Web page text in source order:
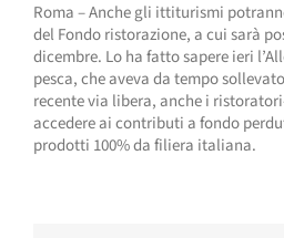
Roma – Anche gli ittiturismi
del Fondo ristorazione, a cui sarà
dicembre. Lo ha fatto sapere ieri
pesca, che aveva da tempo
recente via libera, anche i
accedere ai contributi a fondo
prodotti 100% da filiera italiana.